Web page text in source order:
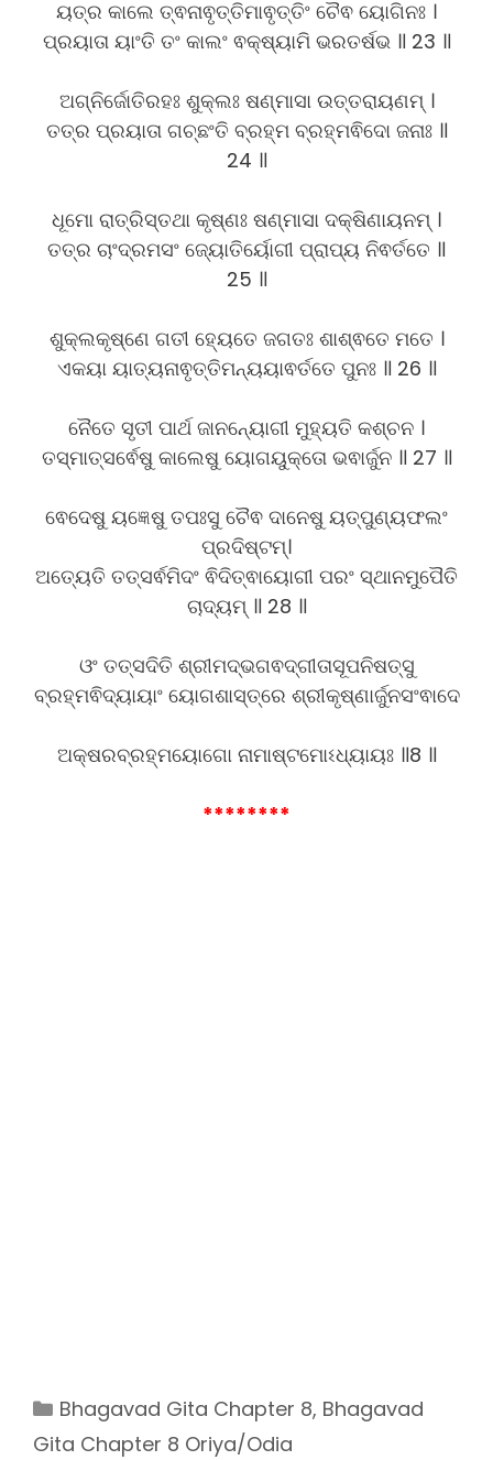
ୟତ୍ର କାଲେ ତ୍ଵନାଵୃତ୍ତିମାଵୃତ୍ତିଂ ଚୈଵ ୟୋଗିନଃ ।
ପ୍ରୟାତା ୟାଂତି ତଂ କାଲଂ ଵକ୍ଷ୍ୟାମି ଭରତର୍ଷଭ ॥ 23 ॥
ଅଗ୍ନିର୍ଜୋତିରହଃ ଶୁକ୍ଲଃ ଷଣ୍ମାସା ଉତ୍ତରାୟଣମ୍ ।
ତତ୍ର ପ୍ରୟାତା ଗଚ୍ଛଂତି ବ୍ରହ୍ମ ବ୍ରହ୍ମଵିଦୋ ଜନାଃ ॥
24 ॥
ଧୂମୋ ରାତ୍ରିସ୍ତଥା କୃଷ୍ଣଃ ଷଣ୍ମାସା ଦକ୍ଷିଣାୟନମ୍ ।
ତତ୍ର ଚାଂଦ୍ରମସଂ ଜ୍ୟୋତିର୍ୟୋଗୀ ପ୍ରାପ୍ୟ ନିଵର୍ତତେ ॥
25 ॥
ଶୁକ୍ଲକୃଷ୍ଣେ ଗତୀ ହ୍ୟେତେ ଜଗତଃ ଶାଶ୍ଵତେ ମତେ ।
ଏକୟା ୟାତ୍ୟନାଵୃତ୍ତିମନ୍ୟୟାଵର୍ତତେ ପୁନଃ ॥ 26 ॥
ନୈତେ ସୃତୀ ପାର୍ଥ ଜାନନ୍ୟୋଗୀ ମୁହ୍ୟତି କଶ୍ଚନ ।
ତସ୍ମାତ୍ସର୍ଵେଷୁ କାଲେଷୁ ୟୋଗୟୁକ୍ତୋ ଭଵାର୍ଜୁନ ॥ 27 ॥
ଵେଦେଷୁ ୟଜ୍ଞେଷୁ ତପଃସୁ ଚୈଵ ଦାନେଷୁ ୟତ୍ପୁଣ୍ୟଫଲଂ
ପ୍ରଦିଷ୍ଟମ୍।
ଅତ୍ୟେତି ତତ୍ସର୍ଵମିଦଂ ଵିଦିତ୍ଵାୟୋଗୀ ପରଂ ସ୍ଥାନମୁପୈତି
ଚାଦ୍ୟମ୍ ॥ 28 ॥
ଓଂ ତତ୍ସଦିତି ଶ୍ରୀମଦ୍ଭଗଵଦ୍ଗୀତାସୂପନିଷତ୍ସୁ
ବ୍ରହ୍ମଵିଦ୍ୟାୟାଂ ୟୋଗଶାସ୍ତ୍ରେ ଶ୍ରୀକୃଷ୍ଣାର୍ଜୁନସଂଵାଦେ
ଅକ୍ଷରବ୍ରହ୍ମୟୋଗୋ ନାମାଷ୍ଟମୋଽଧ୍ୟାୟଃ ॥8 ॥
********
Categories
Bhagavad Gita Chapter 8, Bhagavad
Gita Chapter 8 Oriya/Odia